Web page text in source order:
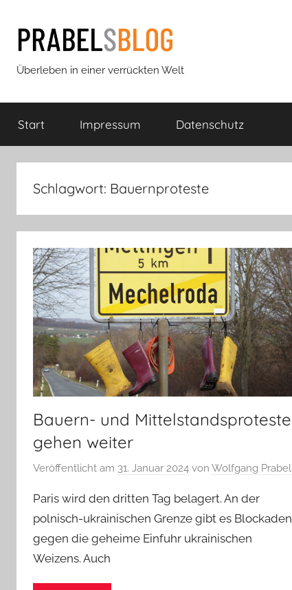
Inhalt
springen
Prabels
Blog
Überleben in einer verrückten Welt
Start Impressum Datenschutz
Schlagwort: Bauernproteste
Bauern- und Mittelstandsproteste
gehen weiter
Veröffentlicht am 31. Januar 2024 von Wolfgang Prabel
Paris wird den dritten Tag belagert. An der
polnisch-ukrainischen Grenze gibt es Blockaden
gegen die geheime Einfuhr ukrainischen
Weizens. Auch